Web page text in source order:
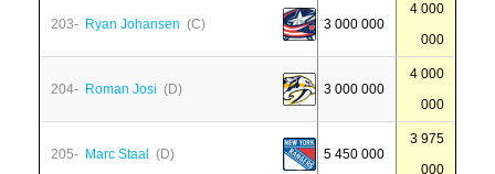
203- Ryan Johansen (C) 3 000 000
4 000
000
204- Roman Josi (D) 3 000 000
4 000
000
205- Marc Staal (D) 5 450 000
3 975
000